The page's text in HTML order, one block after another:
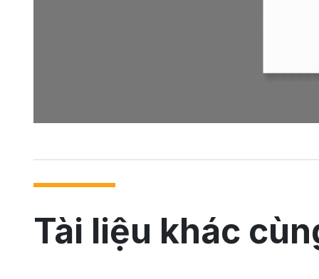
Tài liệu khác